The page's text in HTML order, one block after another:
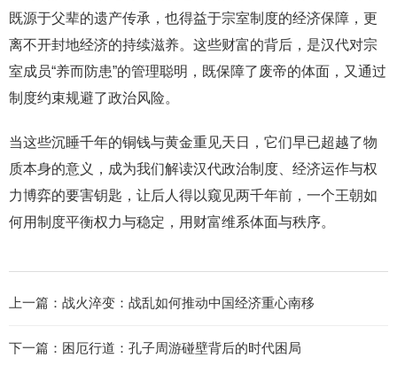
既源于父辈的遗产传承，也得益于宗室制度的经济保障，更
离不开封地经济的持续滋养。这些财富的背后，是汉代对宗
室成员“养而防患”的管理聪明，既保障了废帝的体面，又通过
制度约束规避了政治风险。
当这些沉睡千年的铜钱与黄金重见天日，它们早已超越了物
质本身的意义，成为我们解读汉代政治制度、经济运作与权
力博弈的要害钥匙，让后人得以窥见两千年前，一个王朝如
何用制度平衡权力与稳定，用财富维系体面与秩序。
上一篇： 战火淬变：战乱如何推动中国经济重心南移
下一篇： 困厄行道：孔子周游碰壁背后的时代困局